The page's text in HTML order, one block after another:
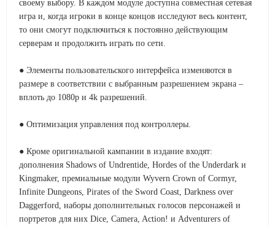
своему выбору. В каждом модуле доступна совместная сетевая
игра и, когда игроки в конце концов исследуют весь контент,
то они смогут подключиться к постоянно действующим
серверам и продолжить играть по сети.
● Элементы пользовательского интерфейса изменяются в
размере в соответствии с выбранным разрешением экрана –
вплоть до 1080p и 4k разрешений.
● Оптимизация управления под контроллеры.
● Кроме оригинальной кампании в издание входят:
дополнения Shadows of Undrentide, Hordes of the Underdark и
Kingmaker, премиальные модули Wyvern Crown of Cormyr,
Infinite Dungeons, Pirates of the Sword Coast, Darkness over
Daggerford, наборы дополнительных голосов персонажей и
портретов для них Dice, Camera, Action! и Adventurers of